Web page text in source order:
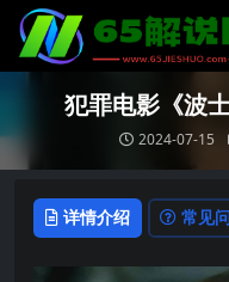
犯罪电影《波
2024-07-15
详情介绍 常见